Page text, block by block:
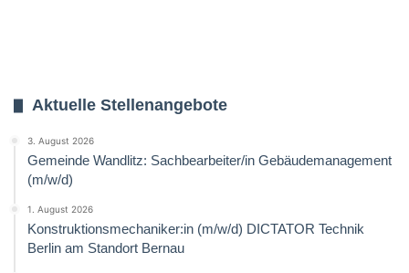
Aktuelle Stellenangebote
3. August 2026
Gemeinde Wandlitz: Sachbearbeiter/in Gebäudemanagement
(m/w/d)
1. August 2026
Konstruktionsmechaniker:in (m/w/d) DICTATOR Technik
Berlin am Standort Bernau